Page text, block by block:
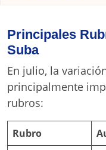
Principales
Suba
En julio, la
principalmente
rubros:
Rubro